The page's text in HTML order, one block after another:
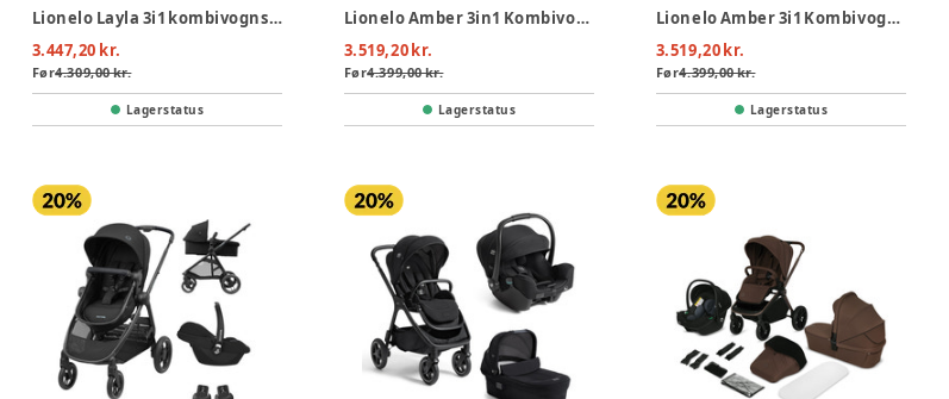
Lionelo Layla 3i1 kombivognspakke - Black Onyx
3.447,20 kr.
Før4.309,00 kr.
Lagerstatus
Lionelo Amber 3in1 Kombivognspakke - Beige Sand
3.519,20 kr.
Før4.399,00 kr.
Lagerstatus
Lionelo Amber 3i1 Kombivognspakke - Grey Graphite
3.519,20 kr.
Før4.399,00 kr.
Lagerstatus